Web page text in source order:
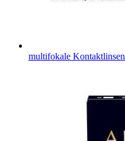
multifokale Kontaktlinsen